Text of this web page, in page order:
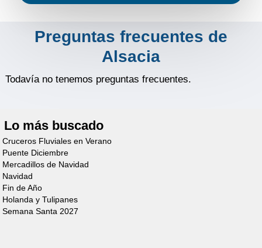
6/8 Personas
Descubre el barco
Premium+
Preguntas frecuentes de
Alsacia
Todavía no tenemos preguntas frecuentes.
Lo más buscado
Cruceros Fluviales en Verano
Puente Diciembre
Mercadillos de Navidad
Navidad
Fin de Año
Holanda y Tulipanes
Semana Santa 2027